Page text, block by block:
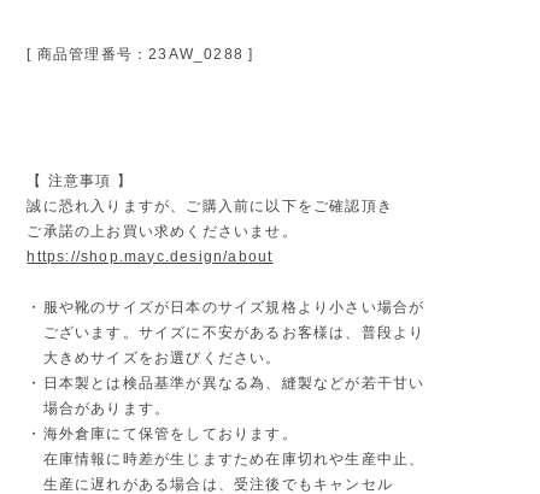
[ 商品管理番号：23AW_0288 ]
【 注意事項 】
誠に恐れ入りますが、ご購入前に以下をご確認頂き
ご承諾の上お買い求めくださいませ。
https://shop.mayc.design/about
・服や靴のサイズが日本のサイズ規格より小さい場合が
ございます。サイズに不安があるお客様は、普段より
大きめサイズをお選びください。
・日本製とは検品基準が異なる為、縫製などが若干甘い
場合があります。
・海外倉庫にて保管をしております。
在庫情報に時差が生じますため在庫切れや生産中止、
生産に遅れがある場合は、受注後でもキャンセル